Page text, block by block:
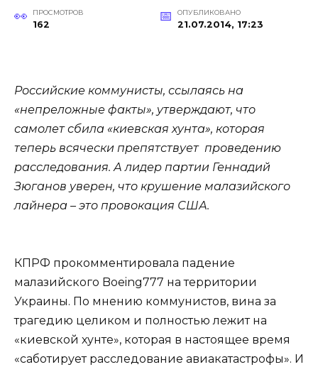
ПРОСМОТРОВ
162
ОПУБЛИКОВАНО
21.07.2014, 17:23
Российские коммунисты, ссылаясь на
«непреложные факты», утверждают, что
самолет сбила «киевская хунта», которая
теперь всячески препятствует проведению
расследования. А лидер партии Геннадий
Зюганов уверен, что крушение малазийского
лайнера – это провокация США.
КПРФ прокомментировала падение
малазийского Boeing777 на территории
Украины. По мнению коммунистов, вина за
трагедию целиком и полностью лежит на
«киевской хунте», которая в настоящее время
«саботирует расследование авиакатастрофы». И